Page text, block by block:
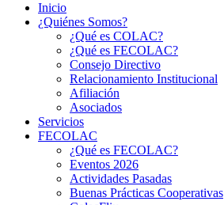
Inicio
¿Quiénes Somos?
¿Qué es COLAC?
¿Qué es FECOLAC?
Consejo Directivo
Relacionamiento Institucional
Afiliación
Asociados
Servicios
FECOLAC
¿Qué es FECOLAC?
Eventos 2026
Actividades Pasadas
Buenas Prácticas Cooperativas